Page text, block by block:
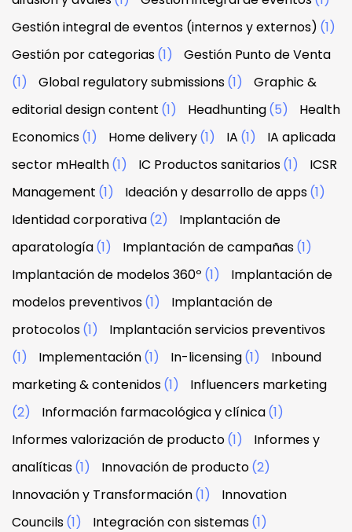
Gestión integral de eventos (internos y externos) (1)
Gestión por categorias(1)
Gestión Punto de Venta
(1)
Global regulatory submissions(1)
Graphic &
editorial design content (1) Headhunting(5)
Health
Economics(1) Home delivery(1) IA (1)
IA aplicada
sector mHealth(1) IC Productos sanitarios(1)
ICSR
Management (1) Ideación y desarrollo de apps(1)
Identidad corporativa(2)
Implantación de
aparatología(1) Implantación de campañas(1)
Implantación de modelos 360º (1)
Implantación de
modelos preventivos(1)
Implantación de
protocolos(1)
Implantación servicios preventivos
(1)
Implementación(1) In-licensing(1)
Inbound
marketing & contenidos(1)
Influencers marketing
(2)
Información farmacológica y clínica(1)
Informes valorización de producto(1)
Informes y
analíticas(1) Innovación de producto(2)
Innovación y Transformación(1)
Innovation
Councils(1) Integración con sistemas(1)